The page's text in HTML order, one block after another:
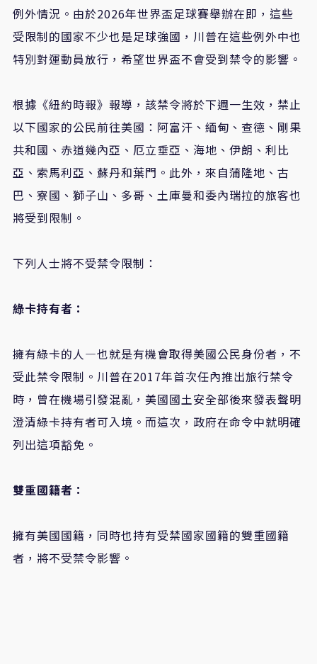
例外情況。由於2026年世界盃足球賽舉辦在即，這些
受限制的國家不少也是足球強國，川普在這些例外中也
特別對運動員放行，希望世界盃不會受到禁令的影響。
根據《紐約時報》報導，該禁令將於下週一生效，禁止
以下國家的公民前往美國：阿富汗、緬甸、查德、剛果
共和國、赤道幾內亞、厄立垂亞、海地、伊朗、利比
亞、索馬利亞、蘇丹和葉門。此外，來自蒲隆地、古
巴、寮國、獅子山、多哥、土庫曼和委內瑞拉的旅客也
將受到限制。
下列人士將不受禁令限制：
綠卡持有者：
擁有綠卡的人—也就是有機會取得美國公民身份者，不
受此禁令限制。川普在2017年首次任內推出旅行禁令
時，曾在機場引發混亂，美國國土安全部後來發表聲明
澄清綠卡持有者可入境。而這次，政府在命令中就明確
列出這項豁免。
雙重國籍者：
擁有美國國籍，同時也持有受禁國家國籍的雙重國籍
者，將不受禁令影響。